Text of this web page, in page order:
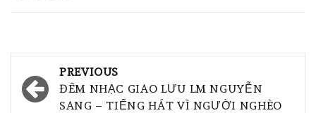
PREVIOUS
ĐÊM NHẠC GIAO LƯU LM NGUYỄN
SANG – TIẾNG HÁT VÌ NGƯỜI NGHÈO